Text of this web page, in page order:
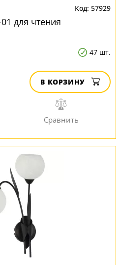
57929
для чтения
47 шт.
В КОРЗИНУ